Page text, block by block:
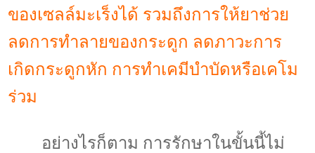
ของเซลล์มะเร็งได้ รวมถึงการให้ยาช่วย
ลดการทำลายของกระดูก ลดภาวะการ
เกิดกระดูกหัก การทำเคมีบำบัดหรือเคโม
ร่วม
อย่างไรก็ตาม การรักษาในขั้นนี้ไม่